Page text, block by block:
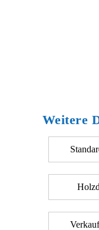
Weitere